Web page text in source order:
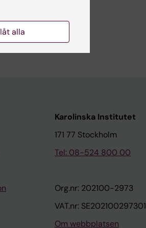
AL
Karolinska Institutet
171 77 Stockholm
Tel: 08-524 800 00
Org.nr: 202100-2973
VAT.nr: SE202100297301
Om webbplatsen
alla